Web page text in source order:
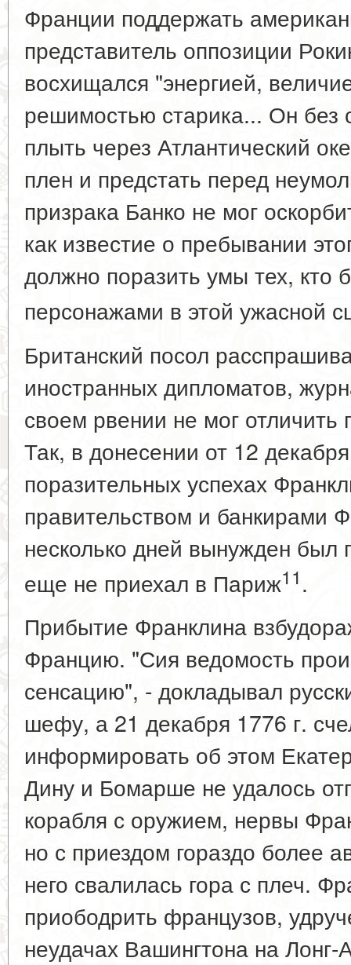
Франции поддержать
представитель оппозиции
восхищался "энергией,
решимостью старика... Он без
плыть через Атлантический
плен и предстать перед
призрака Банко не мог
как известие о пребывании
должно поразить умы тех, кто
персонажами в этой ужасной
Британский посол
иностранных дипломатов,
своем рвении не мог отличить
Так, в донесении от 12
поразительных успехах
правительством и банкирами
несколько дней вынужден был
еще не приехал в Париж11.
Прибытие Франклина
Францию. "Сия ведомость
сенсацию", - докладывал
шефу, а 21 декабря 1776 г.
информировать об этом
Дину и Бомарше не удалось
корабля с оружием, нервы
но с приездом гораздо более
него свалилась гора с плеч.
приободрить французов,
неудачах Вашингтона на